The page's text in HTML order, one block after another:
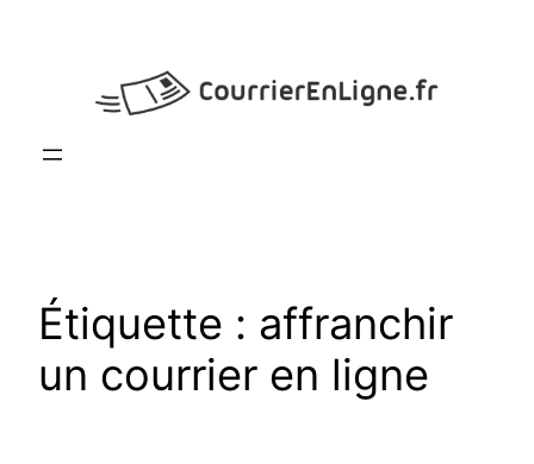
Étiquette : affranchir
un courrier en ligne